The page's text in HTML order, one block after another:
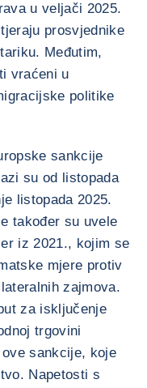
u veljači 2025.
prosvjednike
Međutim,
vraćeni u
politike
sankcije
su od listopada
listopada 2025.
također su uvele
iz 2021., kojim se
mjere protiv
zajmova.
za isključenje
trgovini
sankcije, koje
Napetosti s